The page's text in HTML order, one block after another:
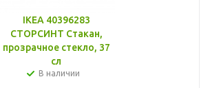
IKEA 40396283
СТОРСИНТ Стакан,
прозрачное стекло, 37
сл
В наличии